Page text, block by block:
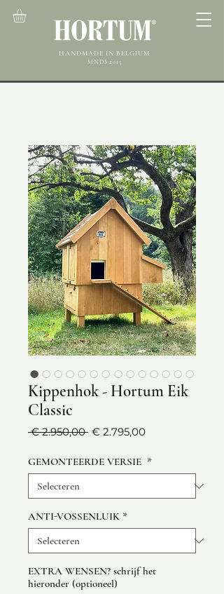
HANDMADE IN BELGIUM
SINDS 2015
Kippenhok - Hortum Eik
Classic
€ 2.950,00 Normale
€ 2.795,00Verkoopprijs
GEMONTEERDE VERSIE *
ANTI-VOSSENLUIK *
EXTRA WENSEN? schrijf het
hieronder (optioneel)